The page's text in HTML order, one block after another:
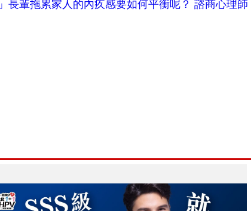
長輩拖累家人的內疚感要如何平衡呢？ 諮商心理師